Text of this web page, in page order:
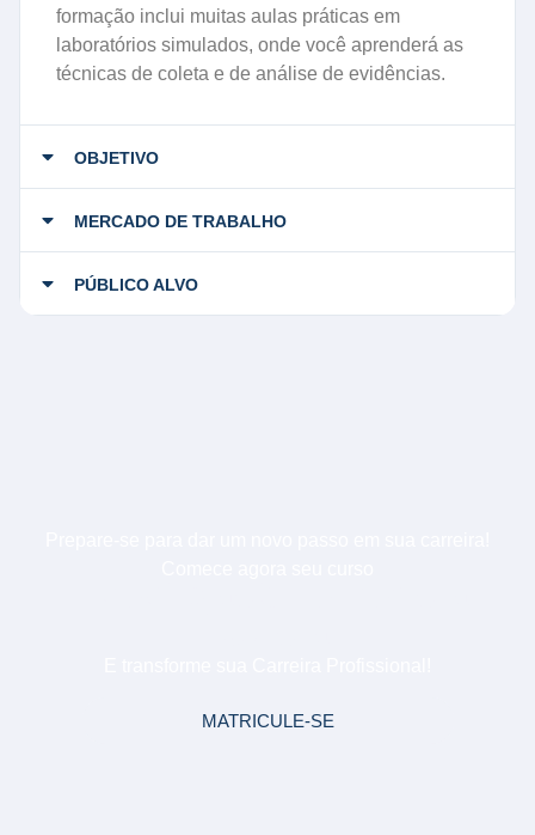
formação inclui muitas aulas práticas em
laboratórios simulados, onde você aprenderá as
técnicas de coleta e de análise de evidências.
OBJETIVO
MERCADO DE TRABALHO
PÚBLICO ALVO
MATRICULE-SE